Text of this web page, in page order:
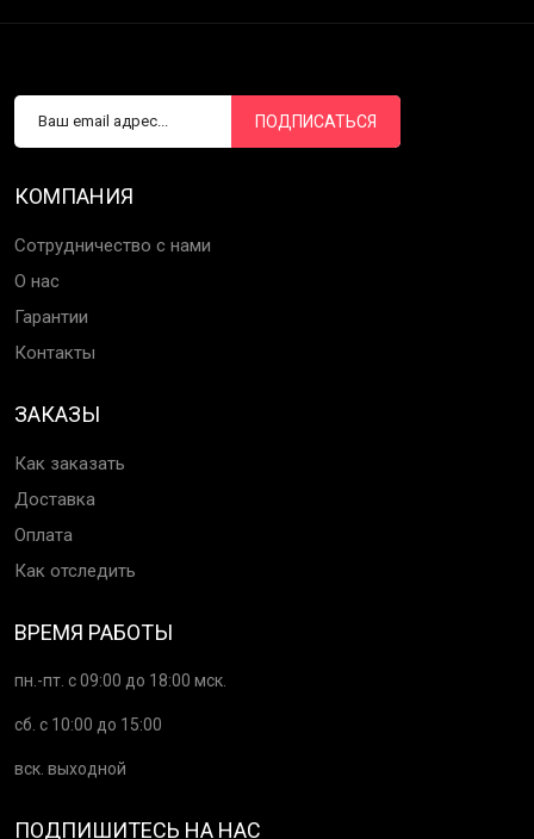
ПОДПИСАТЬСЯ
КОМПАНИЯ
Сотрудничество с нами
О нас
Гарантии
Контакты
ЗАКАЗЫ
Как заказать
Доставка
Оплата
Как отследить
ВРЕМЯ РАБОТЫ
пн.-пт. с 09:00 до 18:00 мск.
сб. с 10:00 до 15:00
вск. выходной
ПОДПИШИТЕСЬ НА НАС